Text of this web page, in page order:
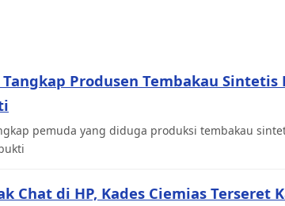
Produsen Tembakau Sintetis
pemuda yang diduga produksi tembakau
Chat di HP, Kades Ciemias Terseret